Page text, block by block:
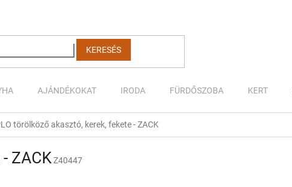
KERESÉS
AJÁNDÉKOKAT IRODA FÜRDŐSZOBA KERT
törölköző akasztó, kerek, fekete - ZACK
ZACKZ40447